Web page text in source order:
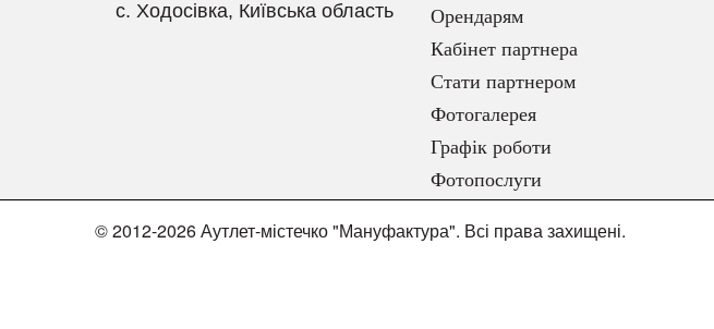
с. Ходосівка, Київська область
Орендарям
Кабінет партнера
Стати партнером
Фотогалерея
Графік роботи
Фотопослуги
© 2012-2026 Аутлет-містечко "Мануфактура". Всі права захищені.